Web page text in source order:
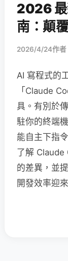
2026
南：顛
2026/4/24作者
AI 寫程式的
「Claude
具。有別於
駐你的終端
能自主下指
了解 Claude
的差異，並
開發效率迎